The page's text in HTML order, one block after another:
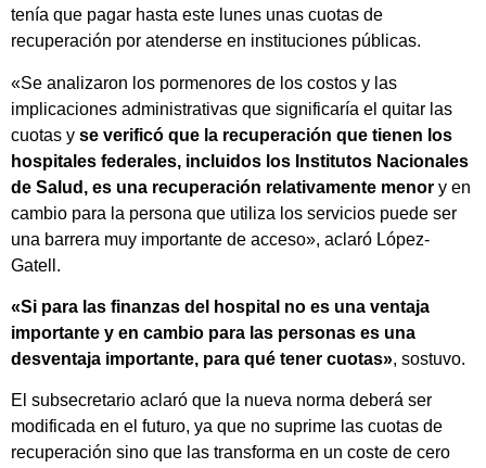
tenía que pagar hasta este lunes unas cuotas de
recuperación por atenderse en instituciones públicas.
«Se analizaron los pormenores de los costos y las
implicaciones administrativas que significaría el quitar las
cuotas y se verificó que la recuperación que tienen los
hospitales federales, incluidos los Institutos Nacionales
de Salud, es una recuperación relativamente menor y en
cambio para la persona que utiliza los servicios puede ser
una barrera muy importante de acceso», aclaró López-
Gatell.
«Si para las finanzas del hospital no es una ventaja
importante y en cambio para las personas es una
desventaja importante, para qué tener cuotas», sostuvo.
El subsecretario aclaró que la nueva norma deberá ser
modificada en el futuro, ya que no suprime las cuotas de
recuperación sino que las transforma en un coste de cero